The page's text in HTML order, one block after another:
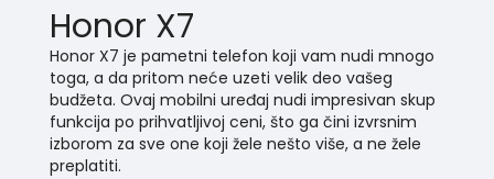
Honor X7
Honor X7 je pametni telefon koji vam nudi mnogo
toga, a da pritom neće uzeti velik deo vašeg
budžeta. Ovaj mobilni uređaj nudi impresivan skup
funkcija po prihvatljivoj ceni, što ga čini izvrsnim
izborom za sve one koji žele nešto više, a ne žele
preplatiti.